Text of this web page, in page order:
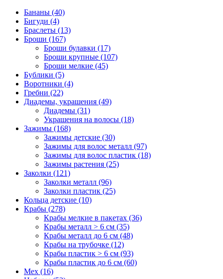
Бананы (40)
Бигуди (4)
Браслеты (13)
Броши (167)
Броши булавки (17)
Броши крупные (107)
Броши мелкие (45)
Бублики (5)
Воротники (4)
Гребни (22)
Диадемы, украшения (49)
Диадемы (31)
Украшения на волосы (18)
Зажимы (168)
Зажимы детские (30)
Зажимы для волос металл (97)
Зажимы для волос пластик (18)
Зажимы растения (25)
Заколки (121)
Заколки металл (96)
Заколки пластик (25)
Кольца детские (10)
Крабы (278)
Крабы мелкие в пакетах (36)
Крабы металл > 6 см (35)
Крабы металл до 6 см (48)
Крабы на трубочке (12)
Крабы пластик > 6 см (93)
Крабы пластик до 6 см (60)
Мех (16)